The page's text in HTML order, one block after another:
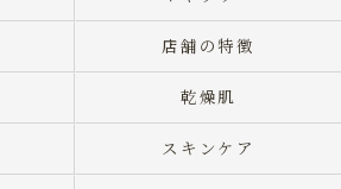
店舗の特徴
乾燥肌
スキンケア